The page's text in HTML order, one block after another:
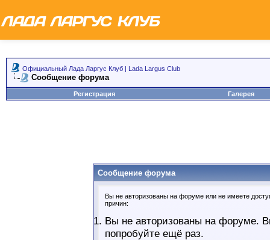
Официальный Лада Ларгус Клуб | Lada Largus Club
Сообщение форума
Регистрация Галерея
Сообщение форума
Вы не авторизованы на форуме или не имеете
причин:
Вы не авторизованы на форуме.
попробуйте ещё раз.